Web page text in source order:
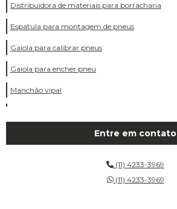
Distribuidora de materiais para borracharia
Espatula para montagem de pneus
Gaiola para calibrar pneus
Gaiola para encher pneu
Manchão vipal
Marcador de pneu eletricoEntre em contato
(11) 4233-3969
(11) 4233-3969